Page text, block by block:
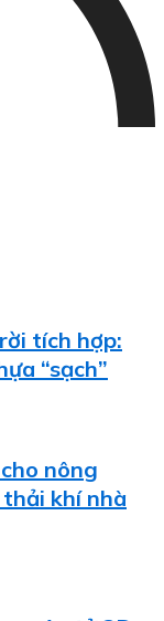
tích hợp:
“sạch”
nông
khí nhà